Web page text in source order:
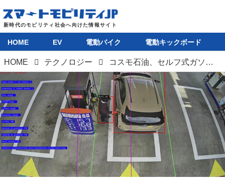
HOME EV 電動バイク 電動キックボード
HOME テクノロジー コスモ石油、セルフ式ガソリンスタンドにAI給油監視システム「AiQ PERMISSION」を導入開始